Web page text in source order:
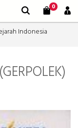
0
Indonesia